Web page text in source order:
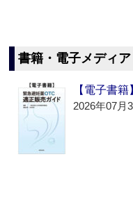
書籍・電子メディア
【電子書
2026年07月